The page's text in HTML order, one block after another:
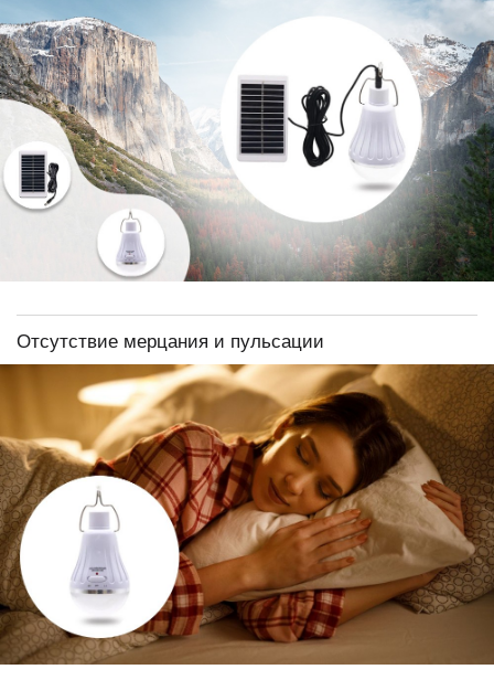
Отсутствие мерцания и пульсации